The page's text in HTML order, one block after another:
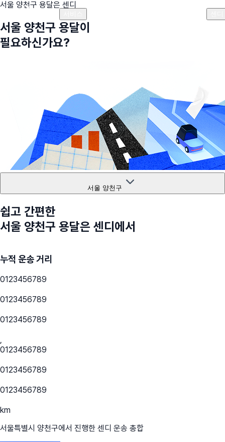
서울 양천구 용달은 센디
서울 양천구 용달이
필요하신가요?
서울 양천구
쉽고 간편한
서울 양천구 용달은 센디에서
누적 운송 거리
0123456789
0123456789
0123456789
,
0123456789
0123456789
0123456789
km
서울특별시 양천구에서 진행한 센디 운송 총합